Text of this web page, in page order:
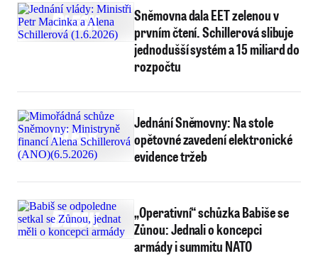
Sněmovna dala EET zelenou v
prvním čtení. Schillerová slibuje
jednodušší systém a 15 miliard do
rozpočtu
Jednání Sněmovny: Na stole
opětovné zavedení elektronické
evidence tržeb
„Operativní“ schůzka Babiše se
Zůnou: Jednali o koncepci
armády i summitu NATO